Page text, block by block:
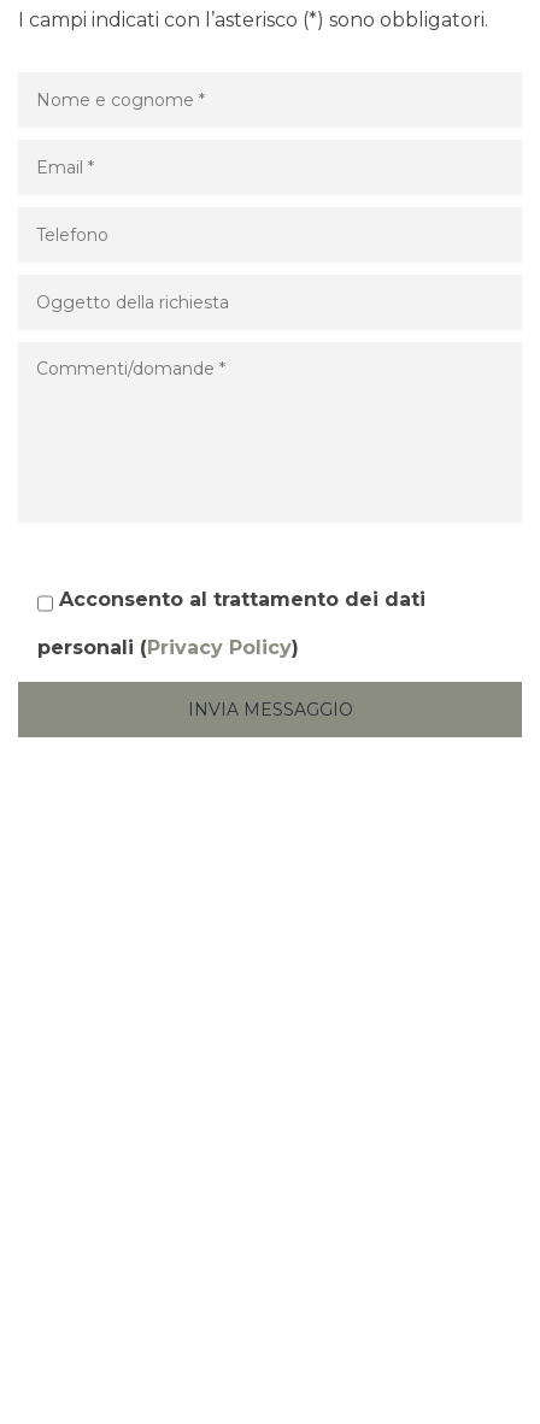
I campi indicati con l’asterisco (*) sono obbligatori.
Acconsento al trattamento dei dati
personali (Privacy Policy)